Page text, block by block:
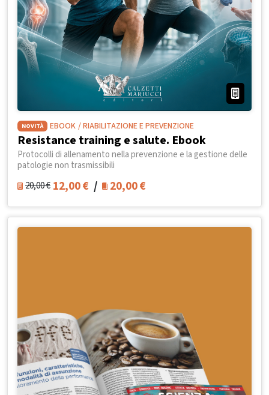
NOVITÀ EBOOK / RIABILITAZIONE E PREVENZIONE
Resistance training e salute. Ebook
Protocolli di allenamento nella prevenzione e la gestione delle
patologie non trasmissibili
20,00€ 12,00€ / 20,00€